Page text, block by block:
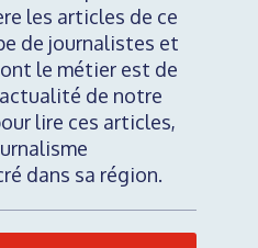
les articles de ce
de journalistes et
le métier est de
de notre
lire ces articles,
dans sa région.